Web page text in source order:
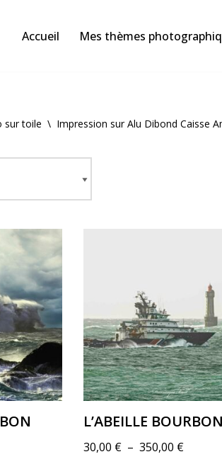
Accueil Mes thèmes
sur toile \ Impression sur Alu Dibond Caisse
L’ABEILLE BOURBON
30,00 € – 350,00 €